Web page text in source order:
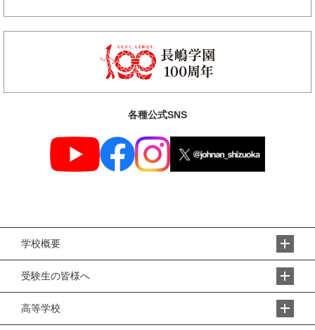
各種公式SNS
学校概要
受験生の皆様へ
高等学校